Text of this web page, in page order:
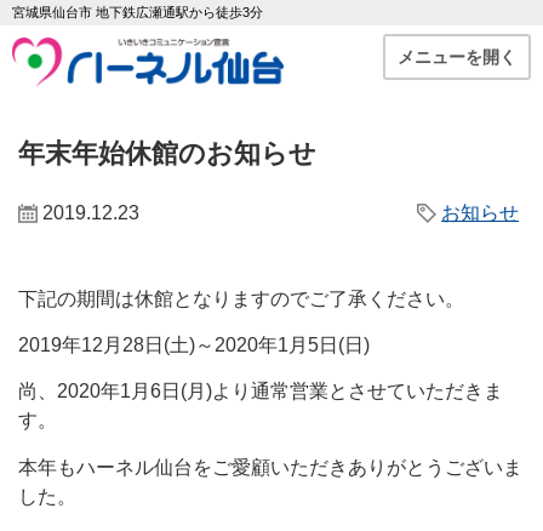
宮城県仙台市 地下鉄広瀬通駅から徒歩3分
メニューを開く
年末年始休館のお知らせ
2019.12.23 お知らせ
下記の期間は休館となりますのでご了承ください。
2019年12月28日(土)～2020年1月5日(日)
尚、2020年1月6日(月)より通常営業とさせていただきま
す。
本年もハーネル仙台をご愛顧いただきありがとうございま
した。